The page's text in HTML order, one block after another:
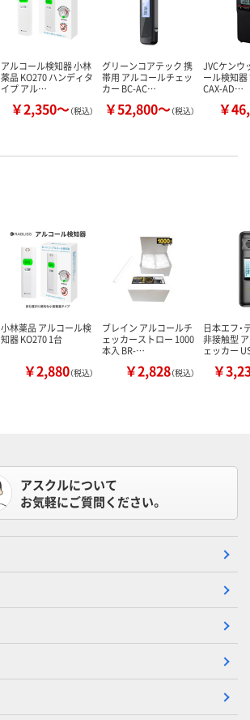
アルコール検知器 小林
薬品 KO270 ハンディタ
イプ アル…
￥2,350～（税込）
グリーンコアテック 携
帯用 アルコールチェッ
カー BC-AC…
￥52,800～（税込）
JVCケンウ
ール検知
CAX-AD…
￥
小林薬品 アルコール検
知器 KO270 1台
￥2,880（税込）
ブレイン アルコールチ
ェッカーストロー 1000
本入 BR-…
￥2,828（税込）
日本エフ・
非接触型
ェッカー
￥
アスクルについて
お気軽にご質問ください。